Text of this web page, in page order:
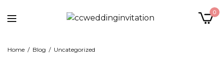
0
Home Blog Uncategorized